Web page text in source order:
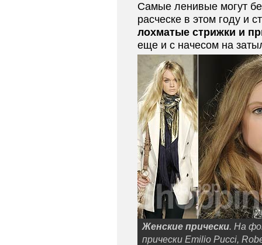
Самые ленивые могут
расческе в этом году и
лохматые стрижки и
еще и с начесом на
Женские прически. На
прически Emilio Pucci,